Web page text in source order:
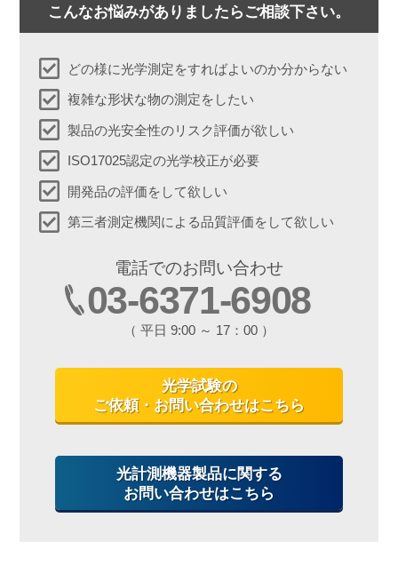
こんなお悩みがありましたらご相談下さい。
どの様に光学測定をすればよいのか分からない
複雑な形状な物の測定をしたい
製品の光安全性のリスク評価が欲しい
ISO17025認定の光学校正が必要
開発品の評価をして欲しい
第三者測定機関による品質評価をして欲しい
電話でのお問い合わせ
03-6371-6908
（ 平日 9:00 ～ 17：00 ）
光学試験の
ご依頼・お問い合わせはこちら
光計測機器製品に関する
お問い合わせはこちら